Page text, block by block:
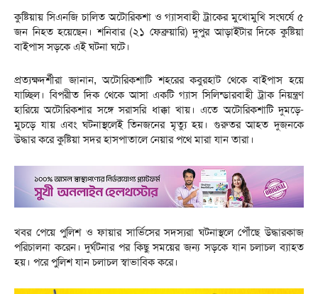
কুষ্টিয়ায় সিএনজি চালিত অটোরিকশা ও গ্যাসবাহী ট্রাকের মুখোমুখি সংঘর্ষে ৫
জন নিহত হয়েছেন। শনিবার (২১ ফেব্রুয়ারি) দুপুর আড়াইটার দিকে কুষ্টিয়া
বাইপাস সড়কে এই ঘটনা ঘটে।
প্রত্যক্ষদর্শীরা জানান, অটোরিকশাটি শহরের কবুরহাট থেকে বাইপাস হয়ে
যাচ্ছিল। বিপরীত দিক থেকে আসা একটি গ্যাস সিলিন্ডারবাহী ট্রাক নিয়ন্ত্রণ
হারিয়ে অটোরিকশার সঙ্গে সরাসরি ধাক্কা খায়। এতে অটোরিকশাটি দুমড়ে-
মুচড়ে যায় এবং ঘটনাস্থলেই তিনজনের মৃত্যু হয়। গুরুতর আহত দুজনকে
উদ্ধার করে কুষ্টিয়া সদর হাসপাতালে নেয়ার পথে মারা যান তারা।
খবর পেয়ে পুলিশ ও ফায়ার সার্ভিসের সদস্যরা ঘটনাস্থলে পৌঁছে উদ্ধারকাজ
পরিচালনা করেন। দুর্ঘটনার পর কিছু সময়ের জন্য সড়কে যান চলাচল ব্যাহত
হয়। পরে পুলিশ যান চলাচল স্বাভাবিক করে।